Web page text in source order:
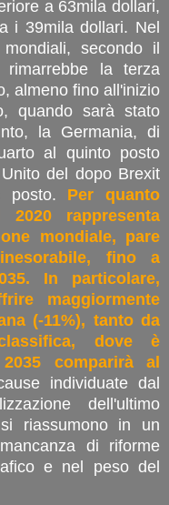
a 63mila dollari,
i 39mila dollari. Nel
secondo il
la terza
almeno fino all'inizio
quando sarà stato
la Germania, di
al quinto posto
del dopo Brexit
posto. Per quanto
rappresenta
mondiale, pare
fino a
In particolare,
maggiormente
(-11%), tanto da
dove è
comparirà al
individuate dal
dell'ultimo
riassumono in un
di riforme
e nel peso del